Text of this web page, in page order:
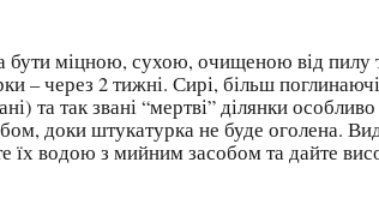
сухою, очищеною від пилу та
– через 2 тижні. Сирі, більш
та так звані “мертві” ділянки
доки штукатурка не буде оголена.
водою з мийним засобом та дайте